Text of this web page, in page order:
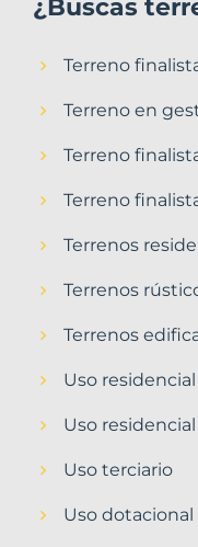
¿Buscas
Terreno
Terreno en
Terreno
Terreno
Terrenos
Terrenos
Terrenos
Uso
Uso
Uso terciario
Uso dotacional